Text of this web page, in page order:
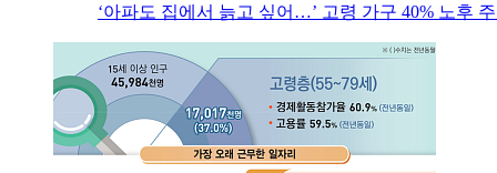
‘아파도 집에서 늙고 싶어…’ 고령 가구 40% 노후